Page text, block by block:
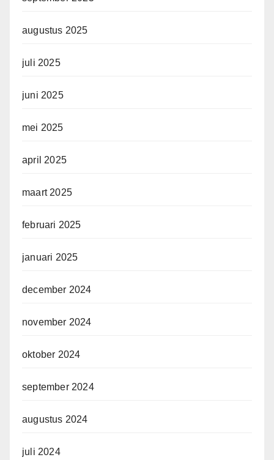
augustus 2025
juli 2025
juni 2025
mei 2025
april 2025
maart 2025
februari 2025
januari 2025
december 2024
november 2024
oktober 2024
september 2024
augustus 2024
juli 2024